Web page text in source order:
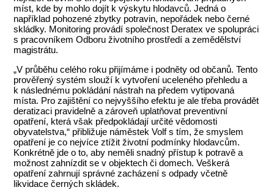
míst, kde by mohlo dojít k výskytu hlodavců. Jedná o
například pohozené zbytky potravin, nepořádek nebo černé
skládky. Monitoring provádí společnost Deratex ve spolupráci
s pracovníkem Odboru životního prostředí a zemědělství
magistrátu.
„V průběhu celého roku přijímáme i podněty od občanů. Tento
prověřený systém slouží k vytvoření uceleného přehledu a
k následnému pokládání nástrah na předem vytipovaná
místa. Pro zajištění co nejvyššího efektu je ale třeba provádět
deratizaci pravidelně a zároveň uplatňovat preventivní
opatření, která však předpokládají určité vědomosti
obyvatelstva,“ přibližuje náměstek Volf s tím, že smyslem
opatření je co nejvíce ztížit životní podmínky hlodavcům.
Konkrétně jde o to, aby neměli snadný přístup k potravě a
možnost zahnízdit se v objektech či domech. Veškerá
opatření zahrnují správné zacházení s odpady včetně
likvidace černých skládek.